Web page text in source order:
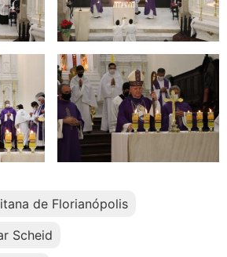
de Florianópolis
Scheid